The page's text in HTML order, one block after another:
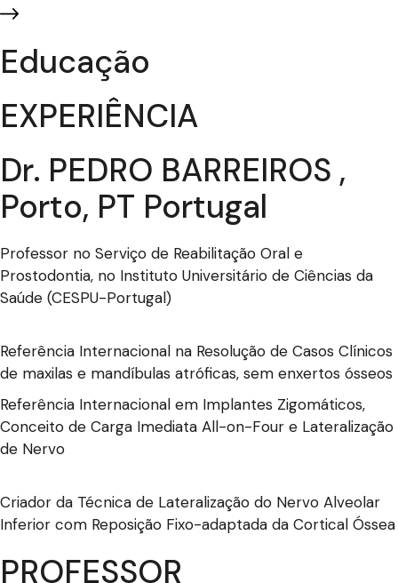
Educação
EXPERIÊNCIA
Dr. PEDRO BARREIROS ,
Porto, PT Portugal
Professor no Serviço de Reabilitação Oral e
Prostodontia, no Instituto Universitário de Ciências da
Saúde (CESPU-Portugal)
Referência Internacional na Resolução de Casos Clínicos
de maxilas e mandíbulas atróficas, sem enxertos ósseos
Referência Internacional em Implantes Zigomáticos,
Conceito de Carga Imediata All-on-Four e Lateralização
de Nervo
Criador da Técnica de Lateralização do Nervo Alveolar
Inferior com Reposição Fixo-adaptada da Cortical Óssea
PROFESSOR